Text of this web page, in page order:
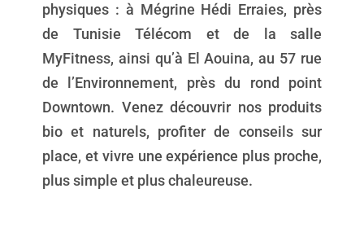
physiques : à Mégrine Hédi Erraies, près
de Tunisie Télécom et de la salle
MyFitness, ainsi qu’à El Aouina, au 57 rue
de l’Environnement, près du rond point
Downtown. Venez découvrir nos produits
bio et naturels, profiter de conseils sur
place, et vivre une expérience plus proche,
plus simple et plus chaleureuse.